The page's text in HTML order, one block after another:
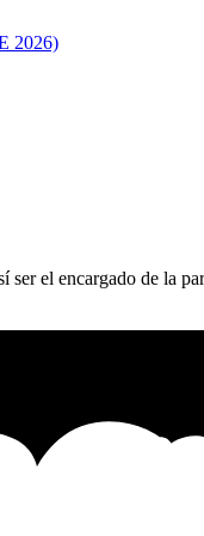
2026)
el encargado de la